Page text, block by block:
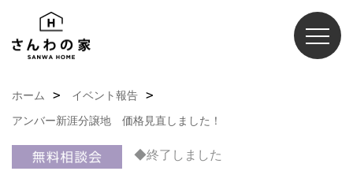
ホーム
イベント報告
アンバー新涯分譲地 価格見直しました！
◆終了しました